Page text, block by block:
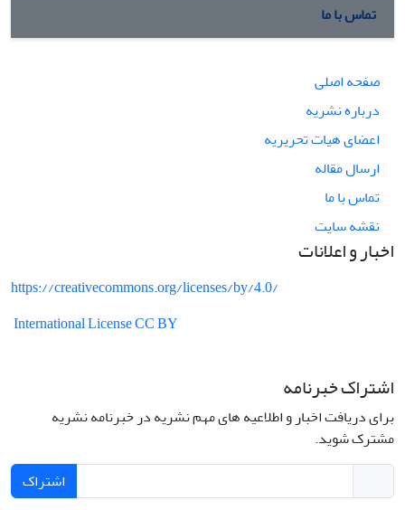
تماس با ما
صفحه اصلی
درباره نشریه
اعضای هیات تحریریه
ارسال مقاله
تماس با ما
نقشه سایت
اخبار و اعلانات
https://creativecommons.org/licenses/by/4.0/
International License CC BY
اشتراک خبرنامه
برای دریافت اخبار و اطلاعیه های مهم نشریه در خبرنامه نشریه
مشترک شوید.
اشتراک